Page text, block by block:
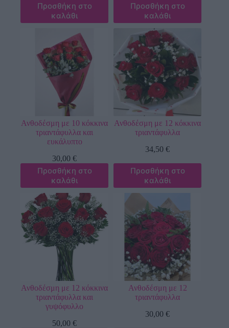
Προσθήκη στο
καλάθι
Προσθήκη στο
καλάθι
Ανθοδέσμη με 10 κόκκινα
τριαντάφυλλα και
ευκάλυπτο
30,00€
Προσθήκη στο
καλάθι
Ανθοδέσμη με 12 κόκκινα
τριαντάφυλλα
34,50€
Προσθήκη στο
καλάθι
Ανθοδέσμη με 12 κόκκινα
τριαντάφυλλα και
γυψόφυλλο
50,00€
Ανθοδέσμη με 12
τριαντάφυλλα
30,00€